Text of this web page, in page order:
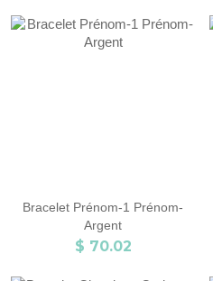
Bracelet Prénom-1 Prénom-
Argent
$ 70.02